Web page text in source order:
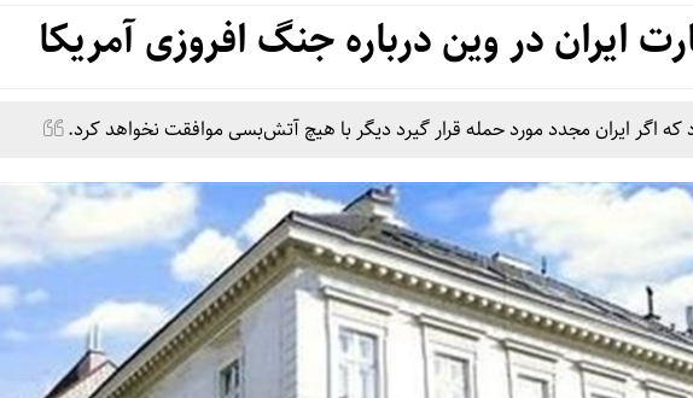
ایران در وین درباره جنگ افروزی آمریکا
اگر ایران مجدد مورد حمله قرار گیرد دیگر با هیچ آتش‌بسی موافقت نخواهد کرد.